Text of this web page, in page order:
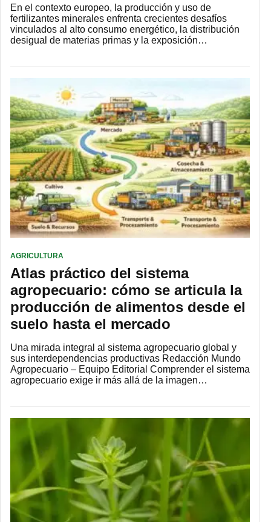
En el contexto europeo, la producción y uso de
fertilizantes minerales enfrenta crecientes desafíos
vinculados al alto consumo energético, la distribución
desigual de materias primas y la exposición…
AGRICULTURA
Atlas práctico del sistema
agropecuario: cómo se articula la
producción de alimentos desde el
suelo hasta el mercado
Una mirada integral al sistema agropecuario global y
sus interdependencias productivas Redacción Mundo
Agropecuario – Equipo Editorial Comprender el sistema
agropecuario exige ir más allá de la imagen…